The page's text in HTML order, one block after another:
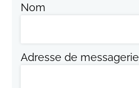
Nom
Adresse de messagerie